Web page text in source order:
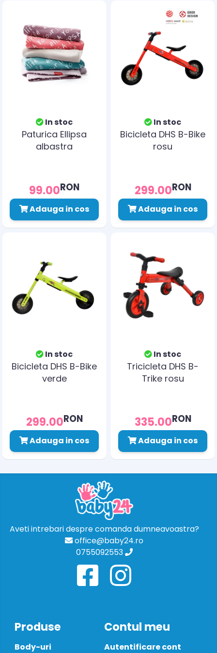
In stoc
Paturica Ellipsa
albastra
99.00RON
Adauga in cos
In stoc
Bicicleta DHS B-Bike
rosu
299.00RON
Adauga in cos
In stoc
Bicicleta DHS B-Bike
verde
299.00RON
Adauga in cos
In stoc
Tricicleta DHS B-
Trike rosu
335.00RON
Adauga in cos
Aveti intrebari despre comanda dumneavoastra?
office@baby24.ro
0755092553
Produse
Body-uri
Contul meu
Autentificare cont